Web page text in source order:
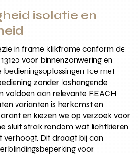
isolatie en
in frame klikframe conform de
voor binnenzonwering en
bedieningsoplossingen toe met
zonder loshangende
voldoen aan relevante REACH
varianten is herkomst en
en kiezen we op verzoek voor
sluit strak rondom wat lichtkieren
Dit draagt bij aan
voor